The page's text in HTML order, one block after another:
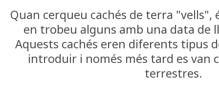
Quan cerqueu cachés de terra "vells",
en trobeu alguns amb una data de
Aquests cachés eren diferents tipus
introduir i només més tard es van
terrestres.